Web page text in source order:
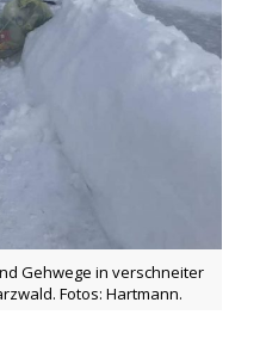
Gehwege in verschneiter
Fotos: Hartmann.